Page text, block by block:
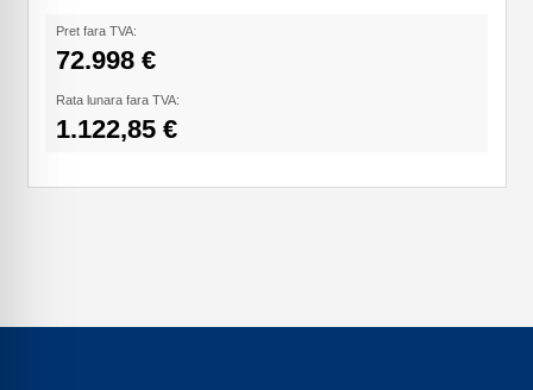
Pret fara TVA:
72.998 €
Rata lunara fara TVA:
1.122,85 €